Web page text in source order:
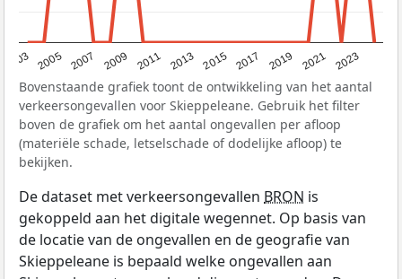
2003 2005 2007 2009 2011 2013 2015 2017 2019 2021 2023
Bovenstaande grafiek toont de ontwikkeling van het aantal
verkeersongevallen voor Skieppeleane. Gebruik het filter
boven de grafiek om het aantal ongevallen per afloop
(materiële schade, letselschade of dodelijke afloop) te
bekijken.
De dataset met verkeersongevallen BRON is
gekoppeld aan het digitale wegennet. Op basis van
de locatie van de ongevallen en de geografie van
Skieppeleane is bepaald welke ongevallen aan